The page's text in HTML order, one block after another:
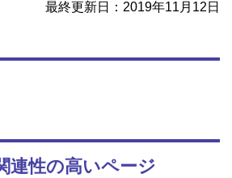
最終更新日：2019年11月12日
連性の高いページ